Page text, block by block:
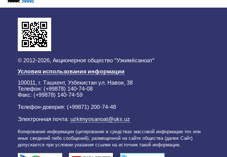
© 2012-2026, Акционерное общество "Узкимёсаноат"
Условия использования информации
100011, г. Ташкент, Узбекистан ул. Навои, 38
Телефон: (+99878) 140-74-08
Факс: (+99878) 140-74-59
Телефон-доверия: (+99871) 200-74-48
Электронная почта: uzkimyosanoat@uks.uz
Копирование информации (цитирование в средствах массовой информации тех или
иных сведений либо сообщений), размещенной на сайте общества (далее Сайт)
допускается при условии указания ссылки на источник такой информации.